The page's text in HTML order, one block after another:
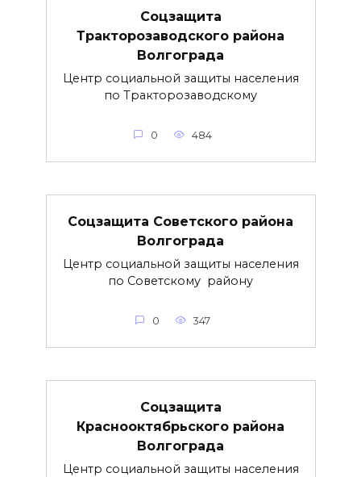
Соцзащита
Тракторозаводского района
Волгограда
Центр социальной защиты населения
по Тракторозаводскому
0 484
Соцзащита Советского района
Волгограда
Центр социальной защиты населения
по Советскому району
0 347
Соцзащита
Краснооктябрьского района
Волгограда
Центр социальной защиты населения